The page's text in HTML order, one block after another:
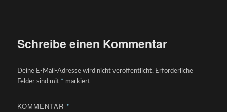
Schreibe einen Kommentar
Deine E-Mail-Adresse wird nicht veröffentlicht. Erforderliche
Felder sind mit * markiert
KOMMENTAR *